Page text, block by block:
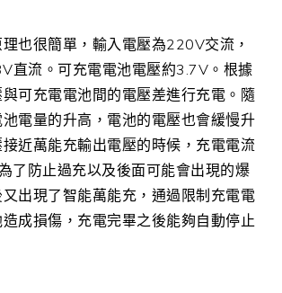
也很簡單，輸入電壓為220V交流，
直流。可充電電池電壓約3.7V。根據
可充電電池間的電壓差進行充電。隨
電量的升高，電池的電壓也會緩慢升
近萬能充輸出電壓的時候，充電電流
了防止過充以及後面可能會出現的爆
出現了智能萬能充，通過限制充電電
成損傷，充電完畢之後能夠自動停止